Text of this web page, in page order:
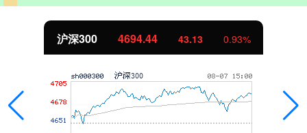
沪深300 4694.44 43.13 0.93%